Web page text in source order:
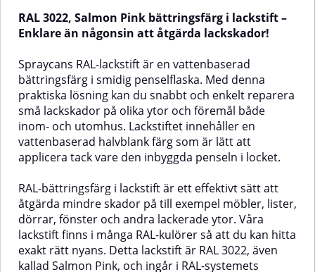
en vattenbaserad halvblank färg
som appliceras lätt med den
inbyggda penseln.RAL-
bättringsfärg i lackstift är ett
snabbt, effektivt och träffsäkert
sätt att återställa mindre skador
på möbler, lister, dörrar, fönster
och andra målade detaljer.
Sortimentet finns i en mängd
RAL-kulörer så att du alltid kan
hitta rätt nyans. Denna variant är
RAL 5001 – Green Blue, som
nyanser.✅ Fördelar med RAL
5001 bättringsfärg i lackstiftEnkelt
att användaVattenbaseradJämn
och naturlig finishLång
hållbarhetKan användas på
många olika ytorExempel på
användningsområdenDen
som är lätt att applicera med den
medföljande penseln.RAL-
bättringsfärg i lackstift är ett
enkelt och effektivt sätt att
reparera små lackskador på till
exempel möbler, lister, dörrar,
fönster och andra föremål. Våra
lackstift finns i ett stort antal RAL-
kulörer, så du kan hitta den
exakta nyansen som matchar din
yta. Det här lackstiftet är RAL
3031, även kallad Orient Red, och
röda nyanser.✅ Fördelar med
RAL 3031 bättringsfärg i
lackstift:Enkelt att
användaVattenbaseradJämn och
naturlig finishLång hållbarhetKan
användas på en mängd olika
ytorExempel på
RAL 3022, Salmon Pink bättringsfärg i lackstift –
Enklare än någonsin att åtgärda lackskador!
Spraycans RAL-lackstift är en vattenbaserad
bättringsfärg i smidig penselflaska. Med denna
praktiska lösning kan du snabbt och enkelt reparera
små lackskador på olika ytor och föremål både
inom- och utomhus. Lackstiftet innehåller en
vattenbaserad halvblank färg som är lätt att
applicera tack vare den inbyggda penseln i locket.
RAL-bättringsfärg i lackstift är ett effektivt sätt att
åtgärda mindre skador på till exempel möbler, lister,
dörrar, fönster och andra lackerade ytor. Våra
lackstift finns i många RAL-kulörer så att du kan hitta
exakt rätt nyans. Detta lackstift är RAL 3022, även
kallad Salmon Pink, och ingår i RAL-systemets